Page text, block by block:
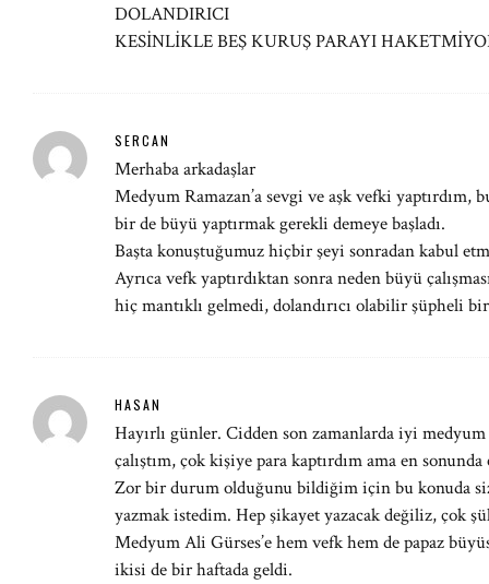
DOLANDIRICI
KESİNLİKLE BEŞ KURUŞ PARAYI
SERCAN
Merhaba arkadaşlar
Medyum Ramazan’a sevgi ve aşk vefki yaptırdım,
bir de büyü yaptırmak gerekli demeye başladı.
Başta konuştuğumuz hiçbir şeyi sonradan kabul
Ayrıca vefk yaptırdıktan sonra neden büyü
hiç mantıklı gelmedi, dolandırıcı olabilir şüpheli
HASAN
Hayırlı günler. Cidden son zamanlarda iyi
çalıştım, çok kişiye para kaptırdım ama en
Zor bir durum olduğunu bildiğim için bu konuda
yazmak istedim. Hep şikayet yazacak değiliz, çok
Medyum Ali Gürses’e hem vefk hem de papaz
ikisi de bir haftada geldi.